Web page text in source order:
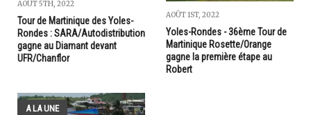
AOÛT 5TH, 2022
Tour de Martinique des Yoles-
Rondes : SARA/Autodistribution
gagne au Diamant devant
UFR/Chanflor
AOÛT 1ST, 2022
Yoles-Rondes - 36ème Tour de
Martinique Rosette/Orange
gagne la première étape au
Robert
A LA UNE